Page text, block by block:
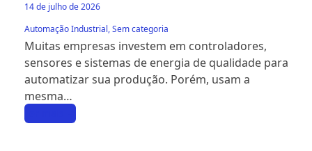
14 de julho de 2026
Automação Industrial,Sem categoria
Muitas empresas investem em controladores,
sensores e sistemas de energia de qualidade para
automatizar sua produção. Porém, usam a
mesma…